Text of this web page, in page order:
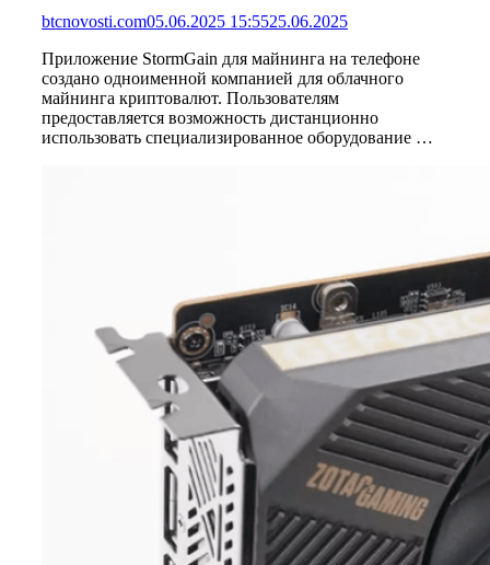
btcnovosti.com05.06.2025 15:5525.06.2025
Приложение StormGain для майнинга на телефоне
создано одноименной компанией для облачного
майнинга криптовалют. Пользователям
предоставляется возможность дистанционно
использовать специализированное оборудование …